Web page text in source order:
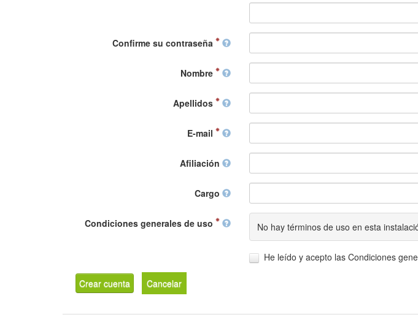
Confirme su contraseña
Nombre
Apellidos
E-mail
Afiliación
Cargo
Condiciones generales de uso No hay términos de uso en esta
He leído y acepto las Condiciones
Crear cuenta Cancelar